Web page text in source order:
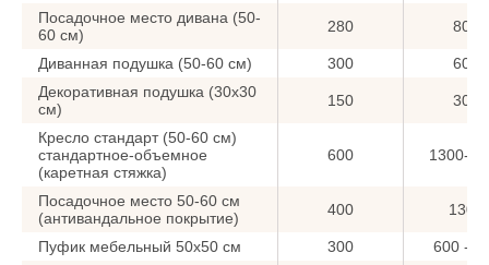
Посадочное место дивана (50-
60 см)
280 800
Диванная подушка (50-60 см) 300
600
Декоративная подушка (30x30
см)
150 300
Кресло стандарт (50-60 см)
стандартное-объемное
(каретная стяжка)
600 1300-
Посадочное место 50-60 см
(антивандальное покрытие)
400 1300
Пуфик мебельный 50x50 см 300
600 -